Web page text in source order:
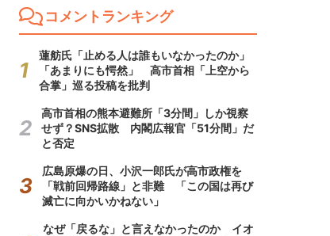
コメントランキング
蓮舫氏「止める人は誰もいなかったのか」
「あまりにも愕然」 高市首相「上空から
合掌」巡る投稿を批判
高市首相の熊本避難所「3分間」しか視察
せず？SNS拡散 内閣広報官「51分間」だ
と否定
広島原爆の日、小沢一郎氏が高市政権を
「戦前回帰路線」と非難 「この国は再び
滅亡に向かいかねない」
なぜ「戻るな」と言えなかったのか イオ